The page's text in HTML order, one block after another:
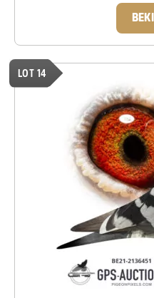
LOT 14